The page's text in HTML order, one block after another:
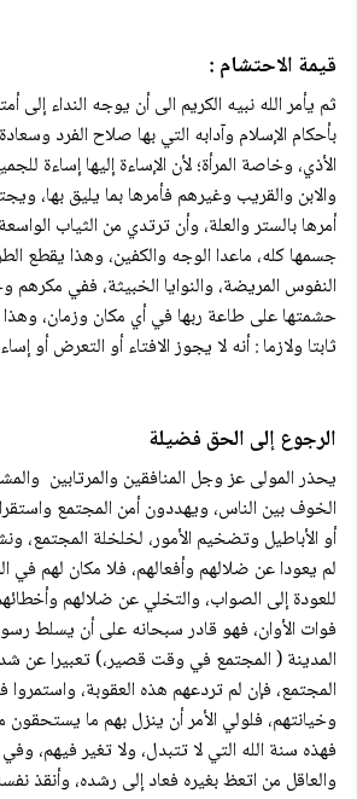
قيمة الاحتشام :
ثم يأمر الله نبيه الكريم الى أن يوجه النداء إلى
بأحكام الإسلام وآدابه التي بها صلاح الفرد
الأذي، وخاصة المرأة؛ لأن الإساءة إليها إساءة
والابن والقريب وغيرهم فأمرها بما يليق بها،
أمرها بالستر والعلة، وأن ترتدي من الثياب
جسمها كله، ماعدا الوجه والكفين، وهذا يقطع
النفوس المريضة، والنوايا الخبيثة، ففي مكرهم
حشمتها على طاعة ربها في أي مكان وزمان،
ثابتا ولازما : أنه لا يجوز الافتاء أو التعرض أو
الرجوع إلى الحق فضيلة
يحذر المولی عز وجل المنافقين والمرتابين
الخوف بين الناس، ويهددون أمن المجتمع
أو الأباطيل وتضخيم الأمور، لخلخلة المجتمع،
لم يعودا عن ضلالهم وأفعالهم، فلا مكان لهم في
للعودة إلى الصواب، والتخلي عن ضلالهم
فوات الأوان، فهو قادر سبحانه على أن يسلط
المدينة ( المجتمع في وقت قصير،) تعبيرا عن
المجتمع، فإن لم تردعهم هذه العقوبة،
وخيانتهم، فلولي الأمر أن ينزل بهم ما يستحقون
فهذه سنة الله التي لا تتبدل، ولا تغير فيهم، وفي
والعاقل من اتعظ بغيره فعاد إلى رشده، وأنقذ